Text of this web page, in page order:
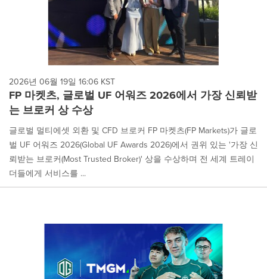
2026년 06월 19일 16:06 KST
FP 마켓츠, 글로벌 UF 어워즈 2026에서 가장 신뢰받
는 브로커 상 수상
글로벌 멀티에셋 외환 및 CFD 브로커 FP 마켓츠(FP Markets)가 글로
벌 UF 어워즈 2026(Global UF Awards 2026)에서 권위 있는 '가장 신
뢰받는 브로커(Most Trusted Broker)' 상을 수상하며 전 세계 트레이
더들에게 서비스를 ...